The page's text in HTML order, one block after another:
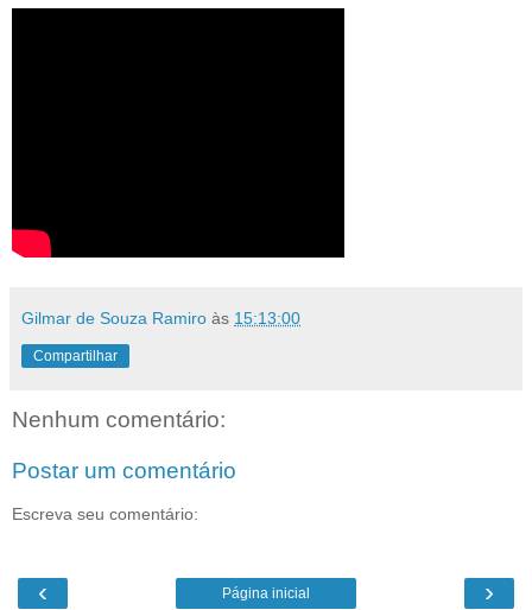
Gilmar de Souza Ramiro às 15:13:00
Compartilhar
Nenhum comentário:
Postar um comentário
Escreva seu comentário:
‹ ›
Página inicial